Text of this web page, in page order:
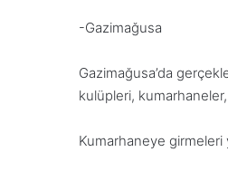
-Gazimağusa
Gazimağusa’da
kulüpleri,
Kumarhaneye girmeleri